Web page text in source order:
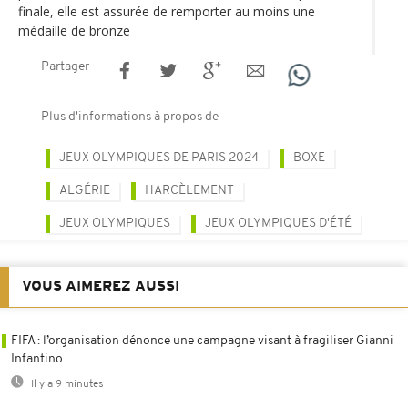
finale, elle est assurée de remporter au moins une
médaille de bronze
Partager
Plus d'informations à propos de
JEUX OLYMPIQUES DE PARIS 2024 BOXE
ALGÉRIE HARCÈLEMENT
JEUX OLYMPIQUES JEUX OLYMPIQUES D'ÉTÉ
VOUS AIMEREZ AUSSI
FIFA : l’organisation dénonce une campagne visant à fragiliser Gianni
Infantino
Il y a 9 minutes